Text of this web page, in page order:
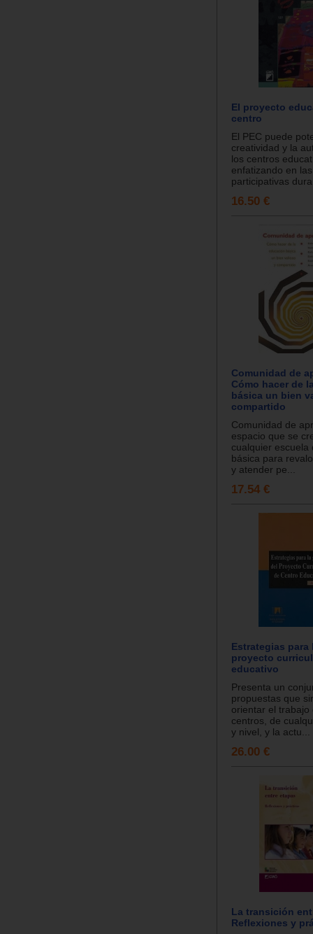
El proyecto
centro
El PEC puede
creatividad y la
los centros
enfatizando en
participativas
16.50 €
Comunidad de
Cómo hacer de
básica un bien
compartido
Comunidad de
espacio que se
cualquier escuela
básica para
y atender pe...
17.54 €
Estrategias
proyecto
educativo
Presenta un
propuestas que
orientar el trabajo
centros, de
y nivel, y la actu...
26.00 €
La transición
Reflexiones y